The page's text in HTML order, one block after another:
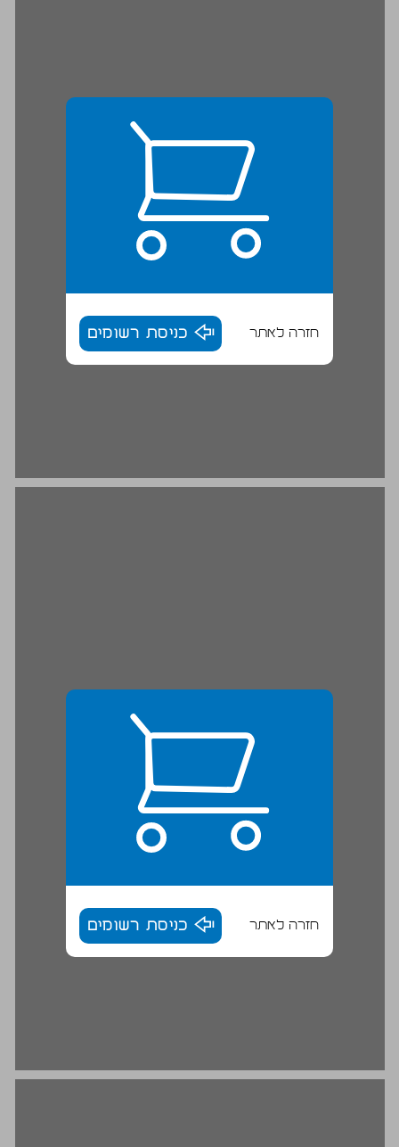
חזרה לאתר כניסת רשומים
חזרה לאתר כניסת רשומים
גם זו קריאה באודיסאה ... 18